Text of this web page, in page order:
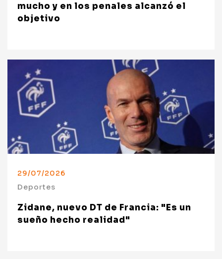
mucho y en los penales alcanzó el
objetivo
29/07/2026
Deportes
Zidane, nuevo DT de Francia: "Es un
sueño hecho realidad"